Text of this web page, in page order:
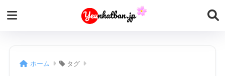
ホーム タグ